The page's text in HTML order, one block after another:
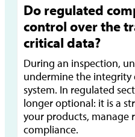
Do regulated
control over the
critical data?
During an inspection,
undermine the
system. In regulated
longer optional: it is a
your products, manage
compliance.